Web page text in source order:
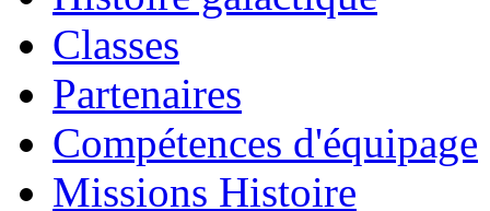
Classes
Partenaires
Compétences d'équipage
Missions Histoire